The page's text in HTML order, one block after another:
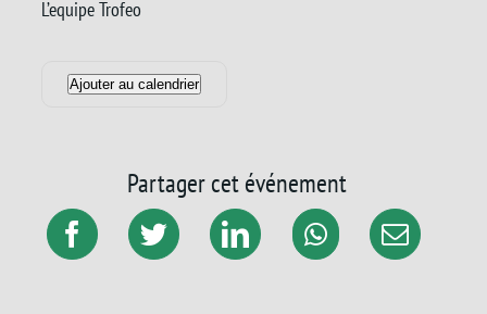
L’equipe Trofeo
Ajouter au calendrier
Partager cet événement